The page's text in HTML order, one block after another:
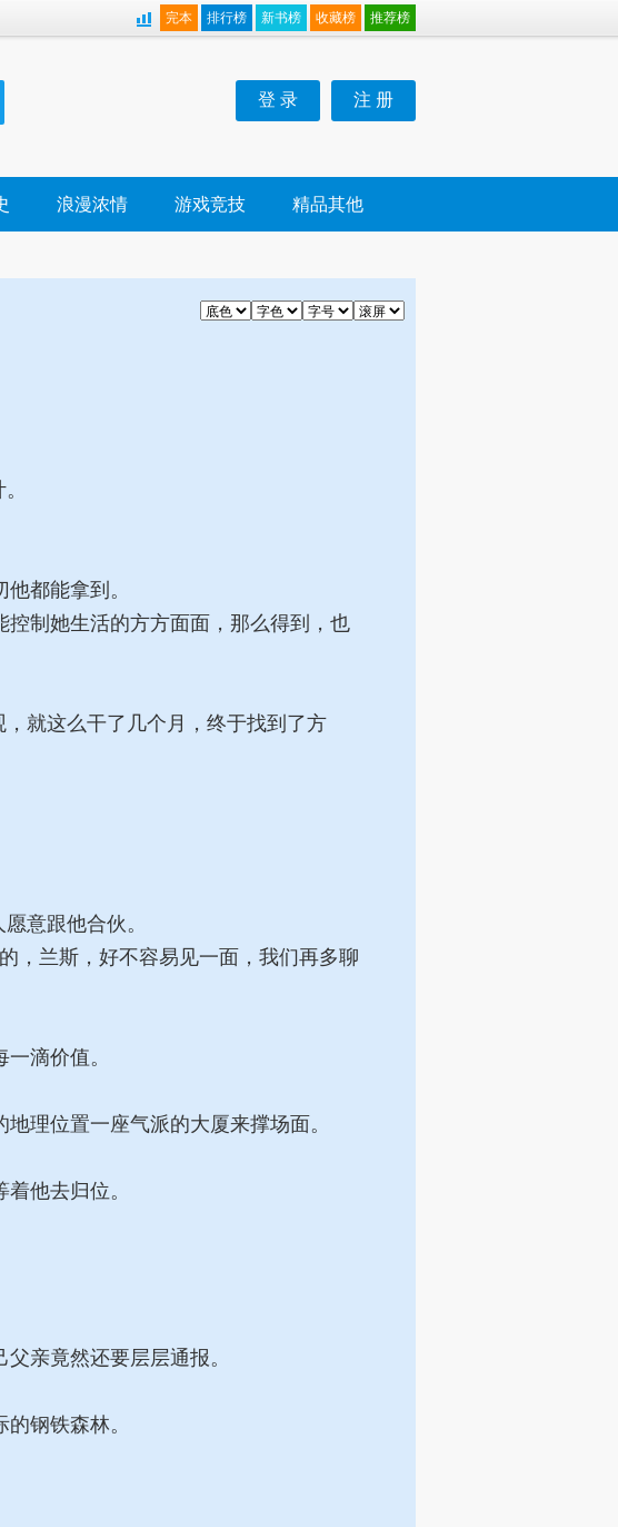
完本 排行榜 新书榜 收藏榜 推荐榜
登 录 注 册
浪漫浓情 游戏竞技 精品其他
都能拿到。
制她生活的方方面面，那么得到，也
就这么干了几个月，终于找到了方
意跟他合伙。
，兰斯，好不容易见一面，我们再多聊
滴价值。
理位置一座气派的大厦来撑场面。
他去归位。
亲竟然还要层层通报。
钢铁森林。